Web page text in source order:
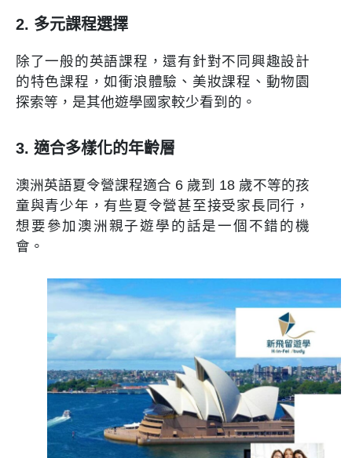
2. 多元課程選擇
除了一般的英語課程，還有針對不同興趣設計
的特色課程，如衝浪體驗、美妝課程、動物園
探索等，是其他遊學國家較少看到的。
3. 適合多樣化的年齡層
澳洲英語夏令營課程適合 6 歲到 18 歲不等的孩
童與青少年，有些夏令營甚至接受家長同行，
想要參加澳洲親子遊學的話是一個不錯的機
會。